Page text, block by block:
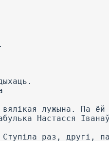
лужына. Па ёй
Настасся
раз, другі,